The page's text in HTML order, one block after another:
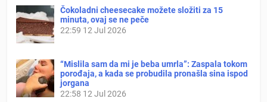
Čokoladni cheesecake možete složiti za 15
minuta, ovaj se ne peče
22:59 12 Jul 2026
“Mislila sam da mi je beba umrla”: Zaspala tokom
porođaja, a kada se probudila pronašla sina ispod
jorgana
22:58 12 Jul 2026